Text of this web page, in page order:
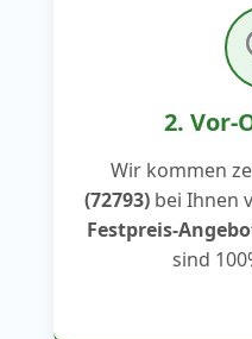
2. Vor-
Wir kommen
(72793)bei Ihnen
Festpreis-
sind